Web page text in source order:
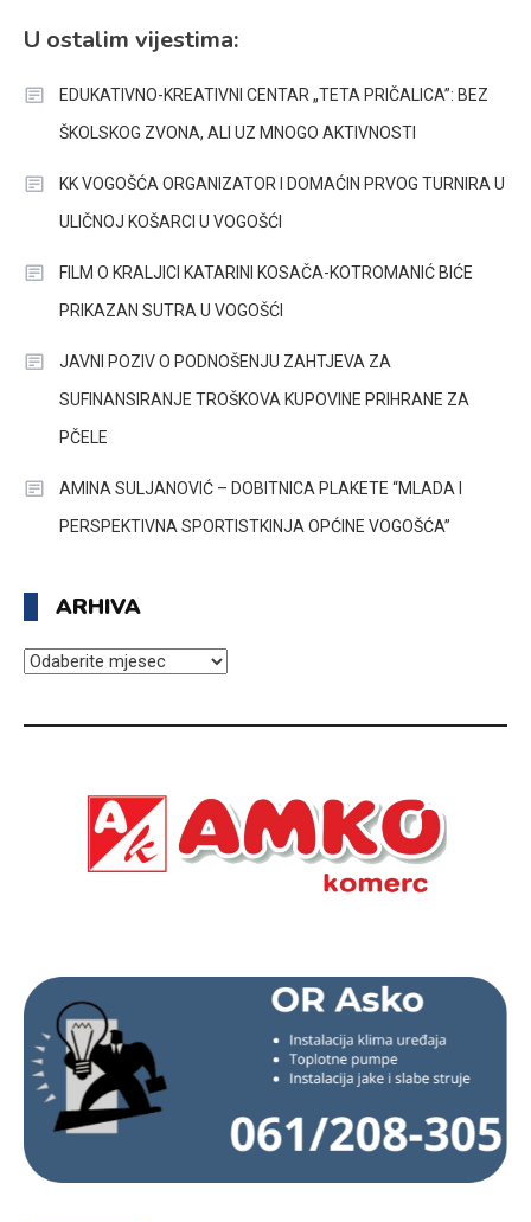
U ostalim vijestima:
EDUKATIVNO-KREATIVNI CENTAR „TETA PRIČALICA”: BEZ
ŠKOLSKOG ZVONA, ALI UZ MNOGO AKTIVNOSTI
KK VOGOŠĆA ORGANIZATOR I DOMAĆIN PRVOG TURNIRA U
ULIČNOJ KOŠARCI U VOGOŠĆI
FILM O KRALJICI KATARINI KOSAČA-KOTROMANIĆ BIĆE
PRIKAZAN SUTRA U VOGOŠĆI
JAVNI POZIV O PODNOŠENJU ZAHTJEVA ZA
SUFINANSIRANJE TROŠKOVA KUPOVINE PRIHRANE ZA
PČELE
AMINA SULJANOVIĆ – DOBITNICA PLAKETE “MLADA I
PERSPEKTIVNA SPORTISTKINJA OPĆINE VOGOŠĆA”
ARHIVA
ARHIVA